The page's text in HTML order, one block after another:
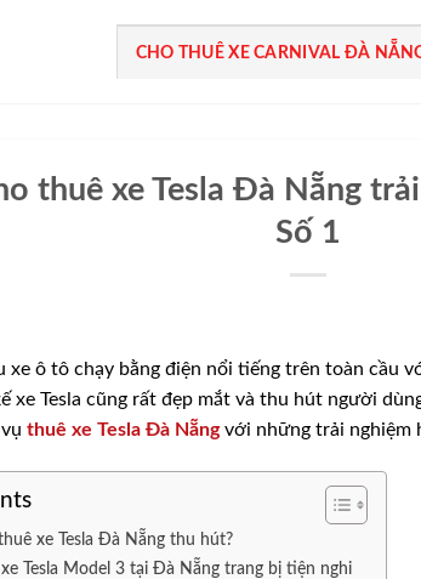
CHO THUÊ XE CARNIVAL ĐÀ
thuê xe Tesla Đà Nẵng
Số 1
xe ô tô chạy bằng điện nổi tiếng trên toàn cầu
xe Tesla cũng rất đẹp mắt và thu hút người
thuê xe Tesla Đà Nẵngvới những trải nghiệm
xe Tesla Đà Nẵng thu hút?
Tesla Model 3 tại Đà Nẵng trang bị tiện nghi